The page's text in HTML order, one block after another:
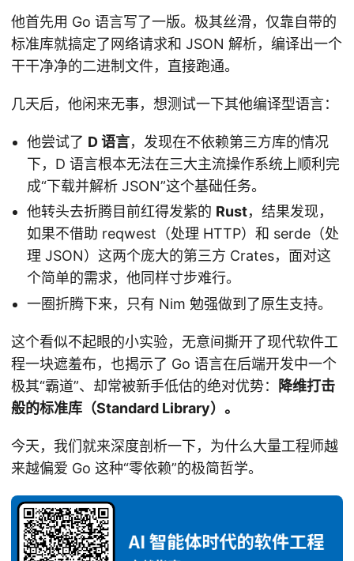
他首先用 Go 语言写了一版。极其丝滑，仅靠自带的
标准库就搞定了网络请求和 JSON 解析，编译出一个
干干净净的二进制文件，直接跑通。
几天后，他闲来无事，想测试一下其他编译型语言：
他尝试了 D 语言，发现在不依赖第三方库的情况
下，D 语言根本无法在三大主流操作系统上顺利完
成“下载并解析 JSON”这个基础任务。
他转头去折腾目前红得发紫的 Rust，结果发现，
如果不借助 reqwest（处理 HTTP）和 serde（处
理 JSON）这两个庞大的第三方 Crates，面对这
个简单的需求，他同样寸步难行。
一圈折腾下来，只有 Nim 勉强做到了原生支持。
这个看似不起眼的小实验，无意间撕开了现代软件工
程一块遮羞布，也揭示了 Go 语言在后端开发中一个
极其“霸道”、却常被新手低估的绝对优势：
降维打击
般的标准库（Standard Library）。
今天，我们就来深度剖析一下，为什么大量工程师越
来越偏爱 Go 这种“零依赖”的极简哲学。